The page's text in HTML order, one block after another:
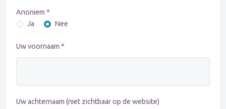
Anoniem *
Ja
Nee
Uw voornaam *
Uw achternaam (niet zichtbaar op de website)